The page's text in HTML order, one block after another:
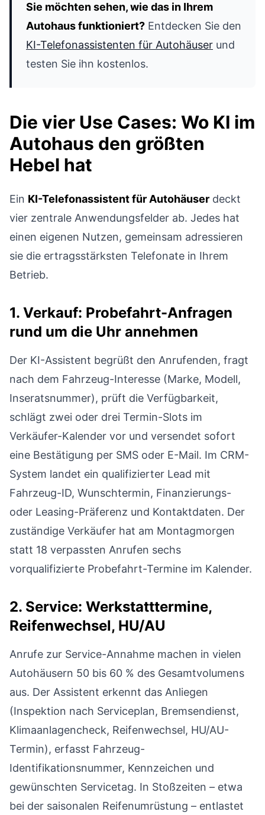
Sie möchten sehen, wie das in Ihrem
Autohaus funktioniert? Entdecken Sie den
KI-Telefonassistenten für Autohäuser und
testen Sie ihn kostenlos.
Die vier Use Cases: Wo KI im
Autohaus den größten
Hebel hat
Ein KI-Telefonassistent für Autohäuser deckt
vier zentrale Anwendungsfelder ab. Jedes hat
einen eigenen Nutzen, gemeinsam adressieren
sie die ertragsstärksten Telefonate in Ihrem
Betrieb.
1. Verkauf: Probefahrt-Anfragen
rund um die Uhr annehmen
Der KI-Assistent begrüßt den Anrufenden, fragt
nach dem Fahrzeug-Interesse (Marke, Modell,
Inseratsnummer), prüft die Verfügbarkeit,
schlägt zwei oder drei Termin-Slots im
Verkäufer-Kalender vor und versendet sofort
eine Bestätigung per SMS oder E-Mail. Im CRM-
System landet ein qualifizierter Lead mit
Fahrzeug-ID, Wunschtermin, Finanzierungs-
oder Leasing-Präferenz und Kontaktdaten. Der
zuständige Verkäufer hat am Montagmorgen
statt 18 verpassten Anrufen sechs
vorqualifizierte Probefahrt-Termine im Kalender.
2. Service: Werkstatttermine,
Reifenwechsel, HU/AU
Anrufe zur Service-Annahme machen in vielen
Autohäusern 50 bis 60 % des Gesamtvolumens
aus. Der Assistent erkennt das Anliegen
(Inspektion nach Serviceplan, Bremsendienst,
Klimaanlagencheck, Reifenwechsel, HU/AU-
Termin), erfasst Fahrzeug-
Identifikationsnummer, Kennzeichen und
gewünschten Servicetag. In Stoßzeiten – etwa
bei der saisonalen Reifenumrüstung – entlastet